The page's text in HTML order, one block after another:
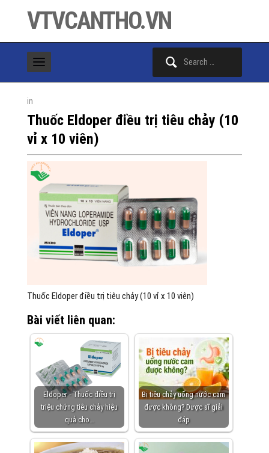
VTVCANTHO.VN
in
Thuốc Eldoper điều trị tiêu chảy (10
vỉ x 10 viên)
Thuốc Eldoper điều trị tiêu chảy (10 vỉ x 10 viên)
Bài viết liên quan:
Eldoper - Thuốc điều trị
triệu chứng tiêu chảy hiệu
quả cho…
Bị tiêu chảy uống nước cam
được không? Dược sĩ giải
đáp